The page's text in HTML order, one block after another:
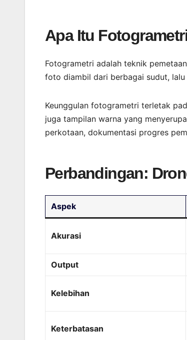
Apa Itu
Fotogrametri adalah teknik
foto diambil dari berbagai sudut,
Keunggulan fotogrametri terletak
juga tampilan warna yang
perkotaan, dokumentasi progres
Perbandingan:
Aspek
Akurasi
Output
Kelebihan
Keterbatasan